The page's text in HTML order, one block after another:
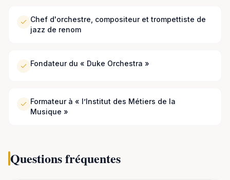
Chef d'orchestre, compositeur et trompettiste de
jazz de renom
Fondateur du « Duke Orchestra »
Formateur à « l’Institut des Métiers de la
Musique »
Questions fréquentes